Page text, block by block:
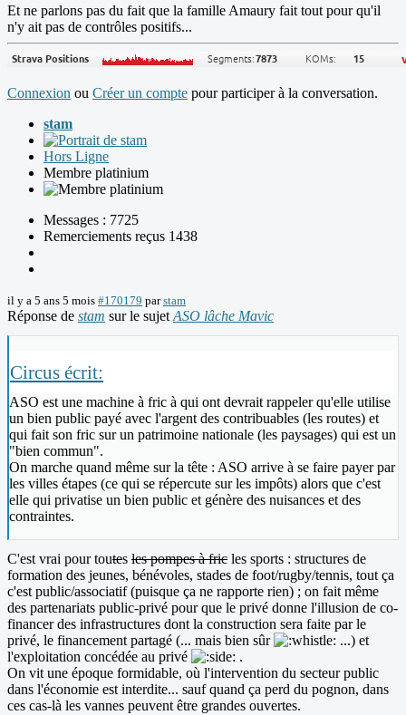
Et ne parlons pas du fait que la famille Amaury fait tout pour qu'il
n'y ait pas de contrôles positifs...
Connexion ou Créer un compte pour participer à la conversation.
stam
Hors Ligne
Membre platinium
Messages : 7725
Remerciements reçus 1438
il y a 5 ans 5 mois #170179 parstam
Réponse de stam sur le sujet ASO lâche Mavic
Circus écrit:
ASO est une machine à fric à qui ont devrait rappeler qu'elle utilise
un bien public payé avec l'argent des contribuables (les routes) et
qui fait son fric sur un patrimoine nationale (les paysages) qui est un
"bien commun".
On marche quand même sur la tête : ASO arrive à se faire payer par
les villes étapes (ce qui se répercute sur les impôts) alors que c'est
elle qui privatise un bien public et génère des nuisances et des
contraintes.
C'est vrai pour toutes les pompes à fric les sports : structures de
formation des jeunes, bénévoles, stades de foot/rugby/tennis, tout ça
c'est public/associatif (puisque ça ne rapporte rien) ; on fait même
des partenariats public-privé pour que le privé donne l'illusion de co-
financer des infrastructures dont la construction sera faite par le
privé, le financement partagé (... mais bien sûr
...) et
l'exploitation concédée au privé
.
On vit une époque formidable, où l'intervention du secteur public
dans l'économie est interdite... sauf quand ça perd du pognon, dans
ces cas-là les vannes peuvent être grandes ouvertes.